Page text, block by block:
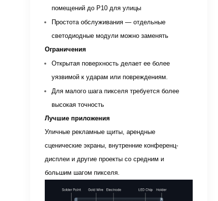
помещений до P10 для улицы
Простота обслуживания — отдельные
светодиодные модули можно заменять
Ограничения
Открытая поверхность делает ее более
уязвимой к ударам или повреждениям.
Для малого шага пикселя требуется более
высокая точность
Лучшие приложения
Уличные рекламные щиты, арендные
сценические экраны, внутренние конференц-
дисплеи и другие проекты со средним и
большим шагом пикселя.